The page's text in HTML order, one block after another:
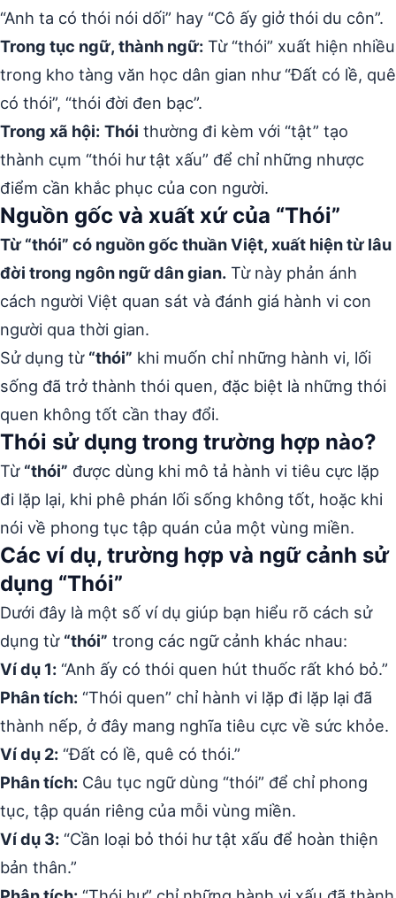
“Anh ta có thói nói dối” hay “Cô ấy giở thói du côn”.
Trong tục ngữ, thành ngữ: Từ “thói” xuất hiện nhiều
trong kho tàng văn học dân gian như “Đất có lề, quê
có thói”, “thói đời đen bạc”.
Trong xã hội: Thói thường đi kèm với “tật” tạo
thành cụm “thói hư tật xấu” để chỉ những nhược
điểm cần khắc phục của con người.
Nguồn gốc và xuất xứ của “Thói”
Từ “thói” có nguồn gốc thuần Việt, xuất hiện từ lâu
đời trong ngôn ngữ dân gian. Từ này phản ánh
cách người Việt quan sát và đánh giá hành vi con
người qua thời gian.
Sử dụng từ “thói” khi muốn chỉ những hành vi, lối
sống đã trở thành thói quen, đặc biệt là những thói
quen không tốt cần thay đổi.
Thói sử dụng trong trường hợp nào?
Từ “thói” được dùng khi mô tả hành vi tiêu cực lặp
đi lặp lại, khi phê phán lối sống không tốt, hoặc khi
nói về phong tục tập quán của một vùng miền.
Các ví dụ, trường hợp và ngữ cảnh sử
dụng “Thói”
Dưới đây là một số ví dụ giúp bạn hiểu rõ cách sử
dụng từ “thói” trong các ngữ cảnh khác nhau:
Ví dụ 1: “Anh ấy có thói quen hút thuốc rất khó bỏ.”
Phân tích: “Thói quen” chỉ hành vi lặp đi lặp lại đã
thành nếp, ở đây mang nghĩa tiêu cực về sức khỏe.
Ví dụ 2: “Đất có lề, quê có thói.”
Phân tích: Câu tục ngữ dùng “thói” để chỉ phong
tục, tập quán riêng của mỗi vùng miền.
Ví dụ 3: “Cần loại bỏ thói hư tật xấu để hoàn thiện
bản thân.”